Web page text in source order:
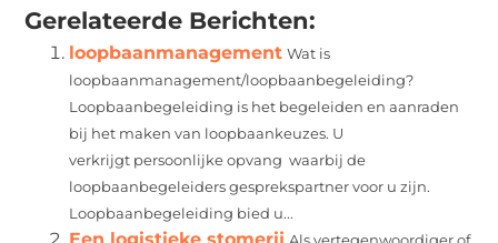
Gerelateerde Berichten:
loopbaanmanagement Wat is
loopbaanmanagement/loopbaanbegeleiding?
Loopbaanbegeleiding is het begeleiden en aanraden
bij het maken van loopbaankeuzes. U
verkrijgt persoonlijke opvang waarbij de
loopbaanbegeleiders gesprekspartner voor u zijn.
Loopbaanbegeleiding bied u...